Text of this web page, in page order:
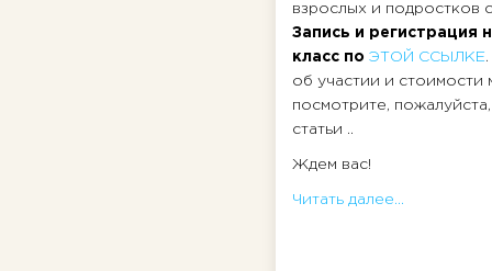
взрослых и подростков с
Запись и регистрация
класс по ЭТОЙ ССЫЛКЕ
об участии и стоимости
посмотрите,
статьи ..
Ждем вас!
Читать далее...